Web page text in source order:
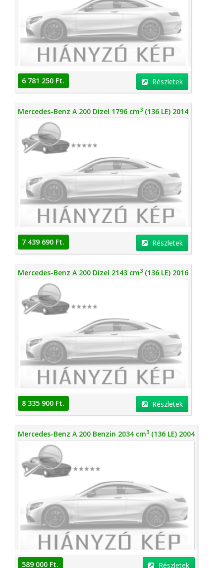
6 781 250 Ft. Részletek
Mercedes-Benz A 200 Dízel 1796 cm3 (136 LE) 2014
7 439 690 Ft. Részletek
Mercedes-Benz A 200 Dízel 2143 cm3 (136 LE) 2016
8 335 900 Ft. Részletek
Mercedes-Benz A 200 Benzin 2034 cm3 (136 LE) 2004
589 000 Ft. Részletek